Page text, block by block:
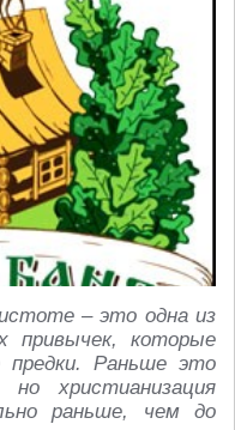
– это одна из
привычек, которые
предки. Раньше это
христианизация
раньше, чем до